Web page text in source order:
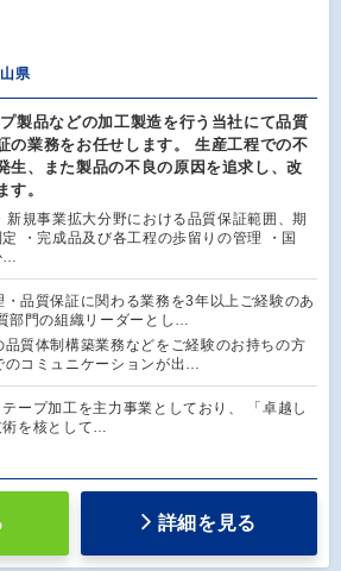
県
製品などの加工製造を行う当社にて品質
の業務をお任せします。 生産工程での不
生、また製品の不良の原因を追求し、改
す。
新規事業拡大分野における品質保証範囲、期
・完成品及び各工程の歩留りの管理 ・国
・品質保証に関わる業務を3年以上ご経験のあ
部門の組織リーダーとし…
品質体制構築業務などをご経験のお持ちの方
のコミュニケーションが出…
ープ加工を主力事業としており、 「卓越し
を核として…
詳細を見る